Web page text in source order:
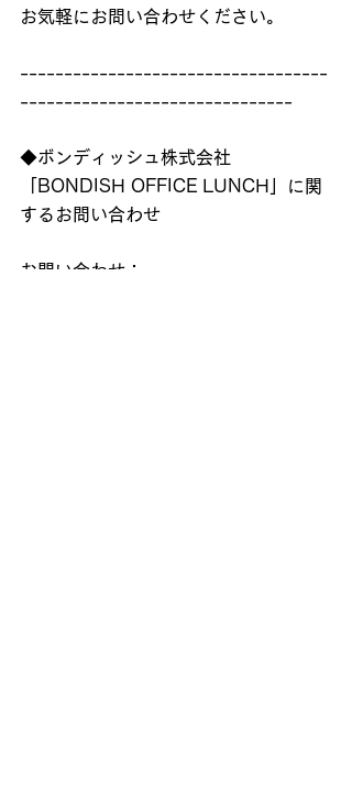
お気軽にお問い合わせください。
-----------------------------------
-------------------------------
◆ボンディッシュ株式会社
「BONDISH OFFICE LUNCH」に関
するお問い合わせ
お問い合わせ：